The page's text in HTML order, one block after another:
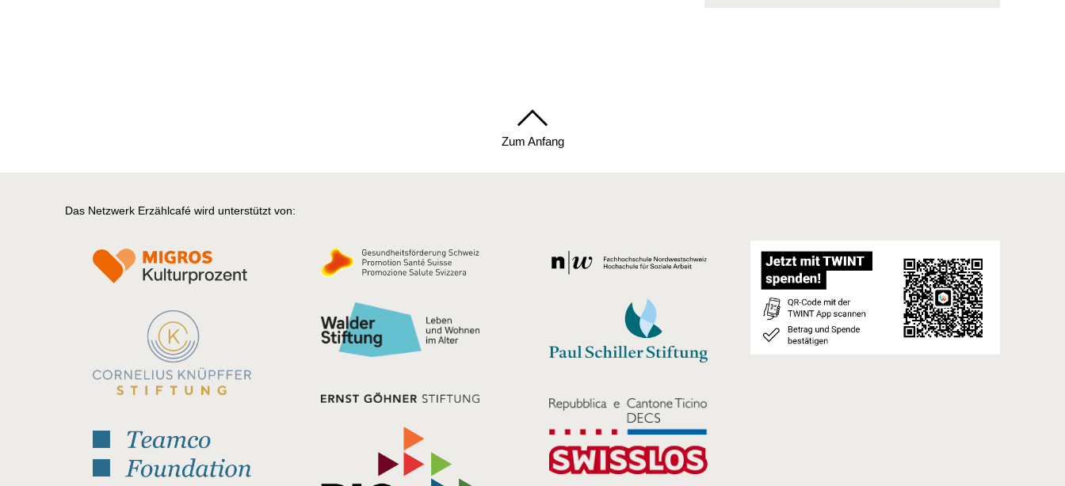
Zum Anfang
Das Netzwerk Erzählcafé wird unterstützt von: